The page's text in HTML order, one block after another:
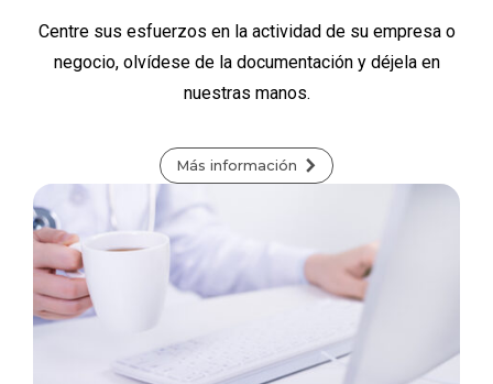
Centre sus esfuerzos en la actividad de su empresa o
negocio, olvídese de la documentación y déjela en
nuestras manos.
Más información